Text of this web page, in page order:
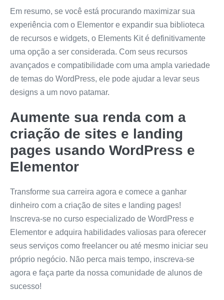
Em resumo, se você está procurando maximizar sua
experiência com o Elementor e expandir sua biblioteca
de recursos e widgets, o Elements Kit é definitivamente
uma opção a ser considerada. Com seus recursos
avançados e compatibilidade com uma ampla variedade
de temas do WordPress, ele pode ajudar a levar seus
designs a um novo patamar.
Aumente sua renda com a
criação de sites e landing
pages usando WordPress e
Elementor
Transforme sua carreira agora e comece a ganhar
dinheiro com a criação de sites e landing pages!
Inscreva-se no curso especializado de WordPress e
Elementor e adquira habilidades valiosas para oferecer
seus serviços como freelancer ou até mesmo iniciar seu
próprio negócio. Não perca mais tempo, inscreva-se
agora e faça parte da nossa comunidade de alunos de
sucesso!